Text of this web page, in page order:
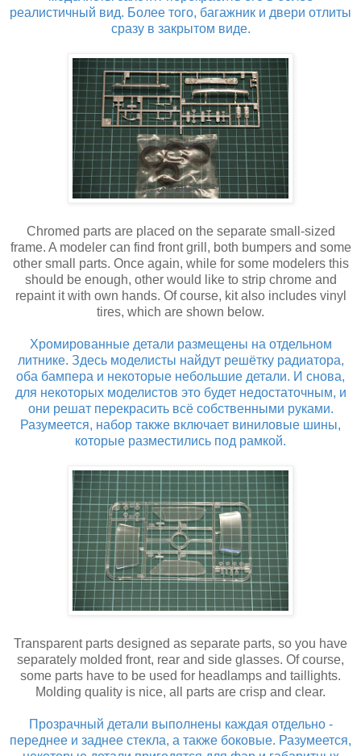
реалистичный вид. Более того, багажник и двери отлиты
сразу в закрытом виде.
Chromed parts are placed on the separate small-sized
frame. A modeler can find front grill, both bumpers and some
other small parts. Once again, while for some modelers this
should be enough, other would like to strip chrome and
repaint it with own hands. Of course, kit also includes vinyl
tires, which are shown below.
Хромированные детали размещены на отдельном
литнике. Здесь моделисты найдут решётку радиатора,
оба бампера и некоторые небольшие детали. И снова,
для некоторых моделистов это будет недостаточным, и
они решат перекрасить всё собственными руками.
Разумеется, набор также включает виниловые шины,
которые разместились под рамкой.
Transparent parts designed as separate parts, so you have
separately molded front, rear and side glasses. Of course,
some parts have to be used for headlamps and taillights.
Molding quality is nice, all parts are crisp and clear.
Прозрачный детали выполнены каждая отдельно -
переднее и заднее стекла, а также боковые. Разумеется,